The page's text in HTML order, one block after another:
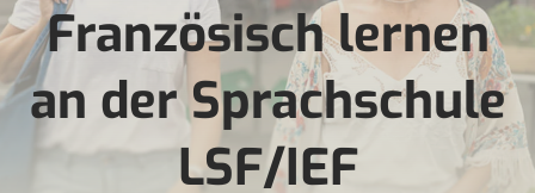
Französisch lernen
an der Sprachschule
LSF/IEF